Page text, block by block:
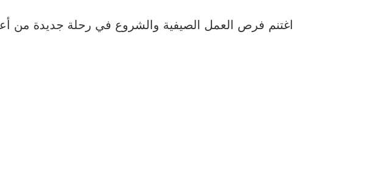
اغتنم فرص العمل الصيفية والشروع في رحلة جديدة من